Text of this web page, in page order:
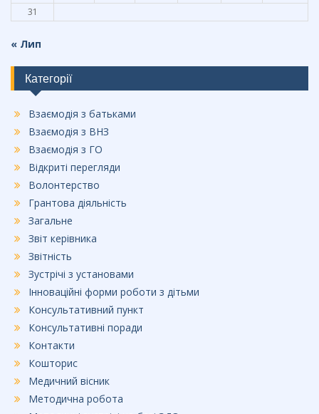
31
« Лип
Категорії
Взаємодія з батьками
Взаємодія з ВНЗ
Взаємодія з ГО
Відкриті перегляди
Волонтерство
Грантова діяльність
Загальне
Звіт керівника
Звітність
Зустрічі з установами
Інноваційні форми роботи з дітьми
Консультативний пункт
Консультативні поради
Контакти
Кошторис
Медичний вісник
Методична робота